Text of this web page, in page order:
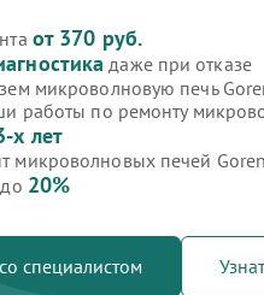
от 370 руб.
даже при отказе
микроволновую печь
работы по ремонту
х лет
микроволновых печей
20%
специалистом